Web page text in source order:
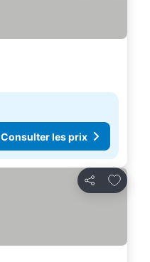
Consulter les prix
Partager
Ajouter